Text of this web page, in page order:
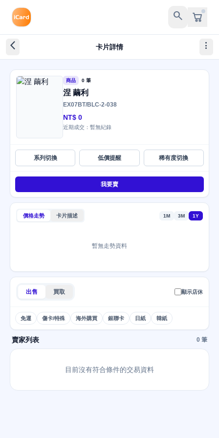
search
arrow_back_ios_new 卡片詳情 more_vert
商品 0 筆
涅 繭利
EX07BT/BLC-2-038
NT$ 0
近期成交：暫無紀錄
系列切換 低價提醒 稀有度切換
我要賣
價格走勢 卡片描述 1M 3M 1Y
暫無走勢資料
出售 買取 顯示店休
免運 傷卡/特殊 海外購買 銀聯卡 日紙 韓紙
賣家列表 0 筆
目前沒有符合條件的交易資料